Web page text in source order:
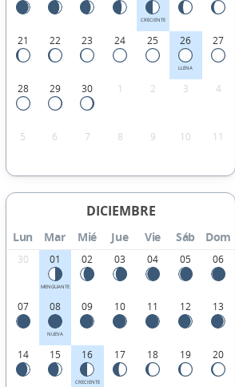
CRECIENTE
21 22 23 24 25 26
LLENA
27
28 29 30 1 2 3 4
5 6 7 8 9 10 11
DICIEMBRE
Lun Mar Mié Jue Vie Sáb Dom
30 01
MENGUANTE
02 03 04 05 06
07 08
NUEVA
09 10 11 12 13
14 15 16
CRECIENTE
17 18 19 20